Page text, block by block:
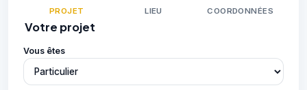
PROJET LIEU COORDONNÉES
Votre projet
Vous êtes